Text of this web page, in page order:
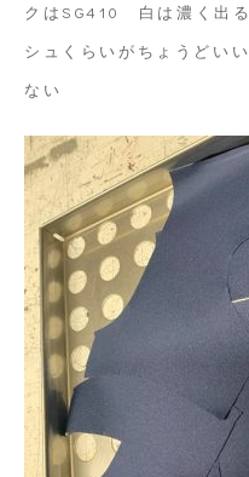
クはSG410 白は濃く出
シュくらいがちょうどい
ない